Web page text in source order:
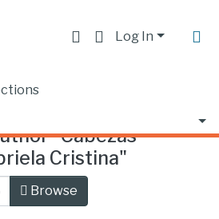
Log In
"Cabezas
Cristina"
Browse